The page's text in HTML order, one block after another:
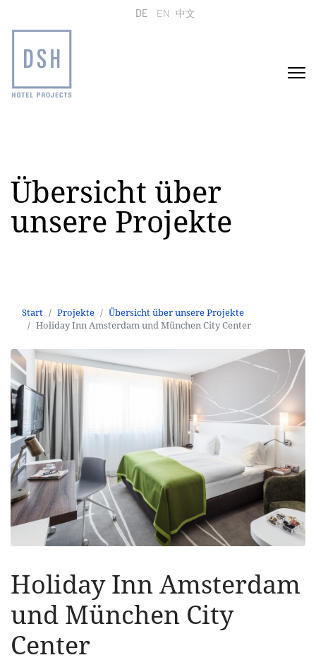
Sprache auswählen
DE EN 中文
Übersicht über
unsere Projekte
Start Projekte
Übersicht über unsere Projekte
Holiday Inn Amsterdam und München City Center
Holiday Inn Amsterdam
und München City
Center